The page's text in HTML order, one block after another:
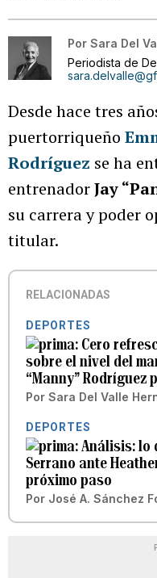
Por Sara Del
Periodista de
Desde hace tres
puertorriqueño
Rodríguez se ha
entrenadorJay
su carrera y poder
titular.
RELACIONADAS
DEPORTES
Cero
sobre el nivel del
“Manny”
Por Sara Del Valle
DEPORTES
Análisis: lo
Serrano ante
próximo paso
Por José A. Sánchez